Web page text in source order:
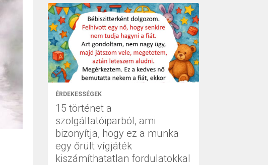
ÉRDEKESSÉGEK
15 történet a
szolgáltatóiparból, ami
bizonyítja, hogy ez a munka
egy őrült vígjáték
kiszámíthatatlan fordulatokkal